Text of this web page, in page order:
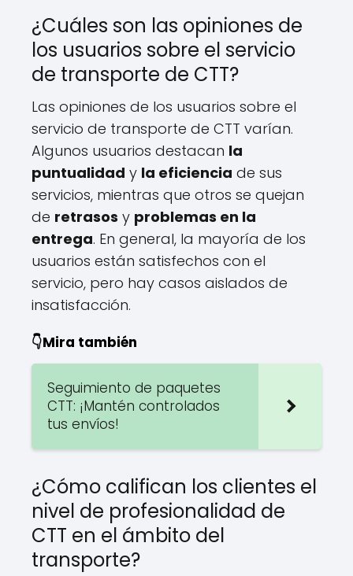
¿Cuáles son las opiniones de
los usuarios sobre el servicio
de transporte de CTT?
Las opiniones de los usuarios sobre el
servicio de transporte de CTT varían.
Algunos usuarios destacan la
puntualidad y la eficiencia de sus
servicios, mientras que otros se quejan
de retrasos y problemas en la
entrega. En general, la mayoría de los
usuarios están satisfechos con el
servicio, pero hay casos aislados de
insatisfacción.
👇Mira también
Seguimiento de paquetes
CTT: ¡Mantén controlados
tus envíos!
¿Cómo califican los clientes el
nivel de profesionalidad de
CTT en el ámbito del
transporte?